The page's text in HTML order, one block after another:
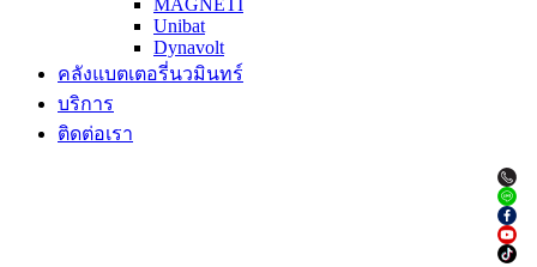
MAGNETI
Unibat
Dynavolt
คลังแบตเตอรี่นวมินทร์
บริการ
ติดต่อเรา